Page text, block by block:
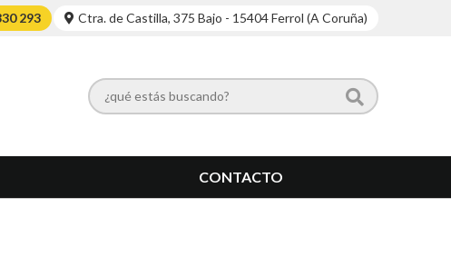
293 Ctra. de Castilla, 375 Bajo - 15404 Ferrol (A Coruña)
CONTACTO